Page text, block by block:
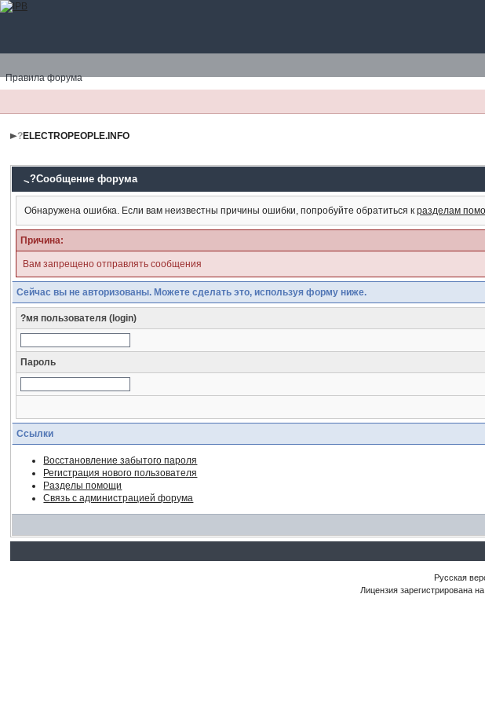
Правила форума
?ELECTROPEOPLE.INFO
?Сообщение форума
Обнаружена ошибка. Если вам неизвестны причины ошибки, попробуйте обратиться кразделам
Причина:
Вам запрещено отправлять сообщения
Сейчас вы не авторизованы. Можете сделать это, используя форму ниже.
?мя пользователя (login)
Пароль
Ссылки
Восстановление забытого пароля
Регистрация нового пользователя
Разделы помощи
Связь с администрацией форума
Русская
Лицензия зарегистрирована